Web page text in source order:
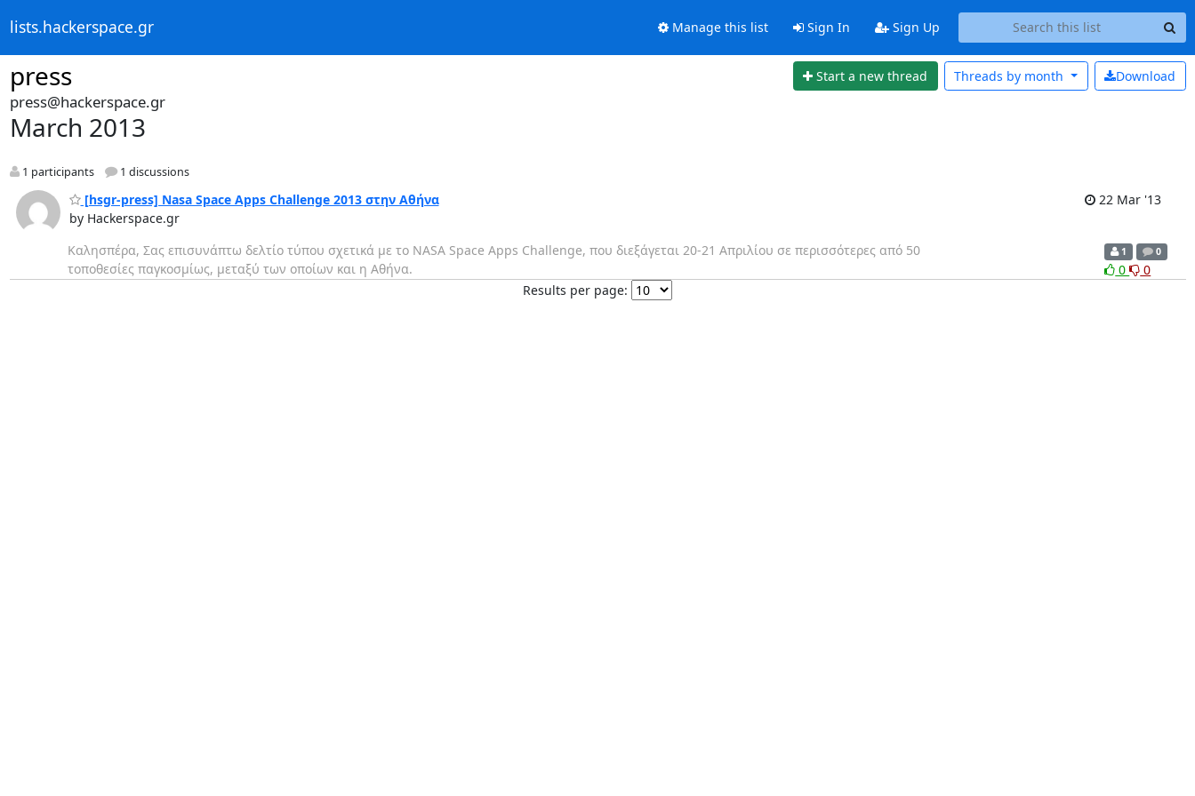
lists.hackerspace.gr Manage this list Sign In Sign Up
press Start a new thread Download
Threads by month
press@hackerspace.gr
March 2013
1 participants 1 discussions
[hsgr-press] Nasa Space Apps Challenge 2013 στην Αθήνα
by Hackerspace.gr
22 Mar '13
Καλησπέρα, Σας επισυνάπτω δελτίο τύπου σχετικά με το NASA Space Apps Challenge, που διεξάγεται 20-21 Απριλίου σε περισσότερες από 50
τοποθεσίες παγκοσμίως, μεταξύ των οποίων και η Αθήνα.
1 0
0
0
Results per page: